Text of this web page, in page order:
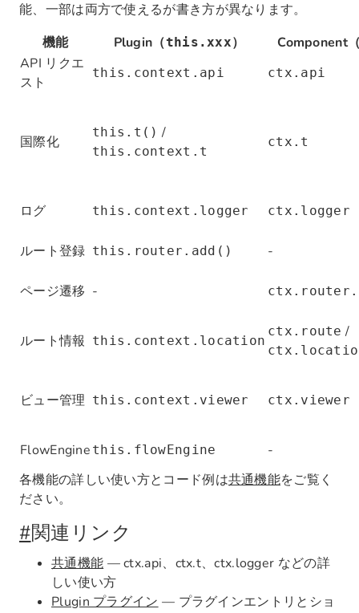
能、一部は両方で使えるが書き方が異なります。
機能
Plugin（this.xxx）
Component
API リクエ
スト
this.context.api ctx.api
国際化
this.t() /
this.context.t
ctx.t
ログ this.context.logger ctx.logger
ルート登録 this.router.add() -
ページ遷移 -
ルート情報 this.context.location
ctx.route /
ビュー管理 this.context.viewer ctx.viewer
FlowEngine this.flowEngine
-
各機能の詳しい使い方とコード例は共通機能をご覧く
ださい。
#関連リンク
共通機能 — ctx.api、ctx.t、ctx.logger などの詳
しい使い方
Plugin プラグイン — プラグインエントリとショ